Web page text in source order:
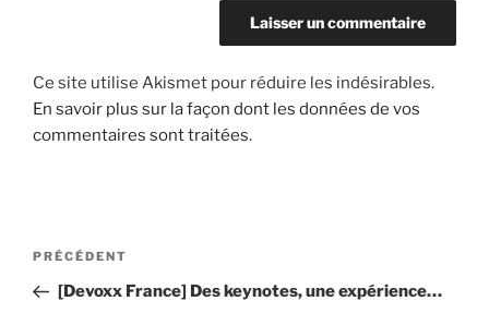
Ce site utilise Akismet pour réduire les indésirables.
En savoir plus sur la façon dont les données de vos
commentaires sont traitées.
Navigation
l’article
Article
précédent
PRÉCÉDENT
[Devoxx France] Des keynotes, une expérience…